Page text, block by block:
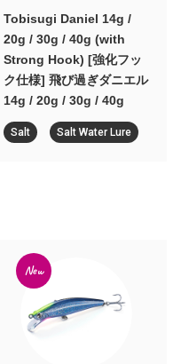
Tobisugi Daniel 14g /
20g / 30g / 40g (with
Strong Hook) [強化フッ
ク仕様] 飛び過ぎダニエル
14g / 20g / 30g / 40g
Salt Salt Water Lure
New